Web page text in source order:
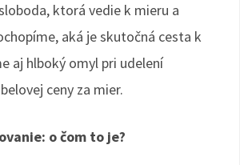
ktorá vedie k mieru a
aká je skutočná cesta k
aj hlboký omyl pri udelení
ceny za mier.
o čom to je?